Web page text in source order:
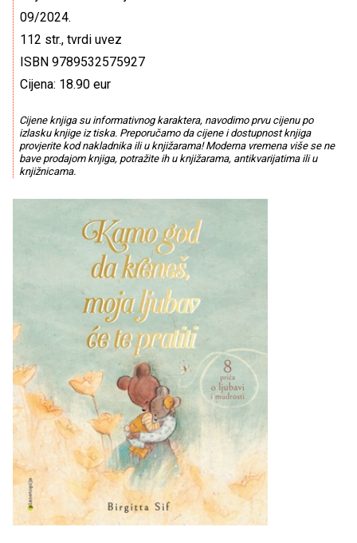
09/2024.
112 str., tvrdi uvez
ISBN 9789532575927
Cijena: 18.90 eur
Cijene knjiga su informativnog karaktera, navodimo prvu cijenu po
izlasku knjige iz tiska. Preporučamo da cijene i dostupnost knjiga
provjerite kod nakladnika ili u knjižarama! Moderna vremena više se ne
bave prodajom knjiga, potražite ih u knjižarama, antikvarijatima ili u
knjižnicama.